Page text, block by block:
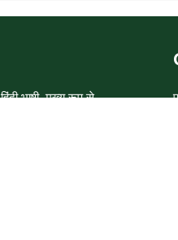
भाषी, मुख्य रूप से